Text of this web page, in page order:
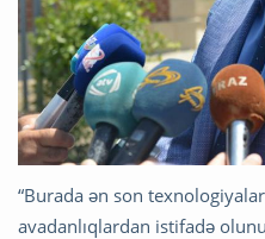
“Burada ən son
avadanlıqlardan istifadə